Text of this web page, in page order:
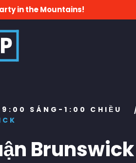
in the Mountains!
9:00 SÁNG-1:00 CHIỀU
Brunswick